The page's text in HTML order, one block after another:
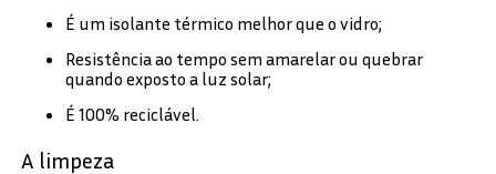
É um isolante térmico melhor que o vidro;
Resistência ao tempo sem amarelar ou quebrar
quando exposto a luz solar;
É 100% reciclável.
A limpeza